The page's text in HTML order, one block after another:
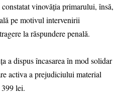
vinovăția primarului, însă,
pe motivul intervenirii
la răspundere penală.
a dispus încasarea în mod solidar
activa a prejudiciului material
lei.